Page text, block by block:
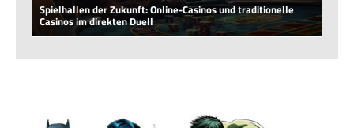
Spielhallen der Zukunft: Online-Casinos und traditionelle
Casinos im direkten Duell